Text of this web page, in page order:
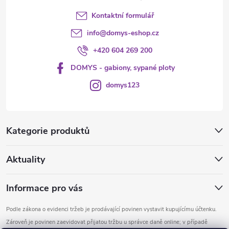
Kategorie produktů
Aktuality
Informace pro vás
Podle zákona o evidenci tržeb je prodávající povinen vystavit kupujícímu účtenku.
Zároveň je povinen zaevidovat přijatou tržbu u správce daně online; v případě
Kontaktní formulář
info@domys-eshop.cz
+420 604 269 200
DOMYS - gabiony, sypané ploty
domys123